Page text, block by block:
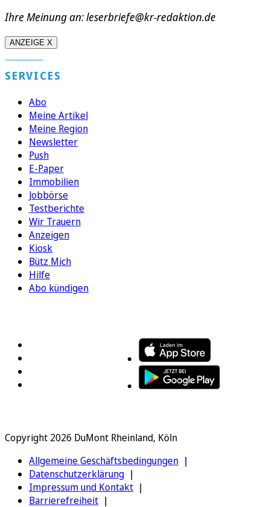
Ihre Meinung an: leserbriefe@kr-redaktion.de
ANZEIGE X
SERVICES
Abo
Meine Artikel
Meine Region
Newsletter
Push
E-Paper
Immobilien
Jobbörse
Testberichte
Wir Trauern
Anzeigen
Kiosk
Bütz Mich
Hilfe
Abo kündigen
Copyright 2026 DuMont Rheinland, Köln
Allgemeine Geschäftsbedingungen
Datenschutzerklärung
Impressum und Kontakt
Barrierefreiheit